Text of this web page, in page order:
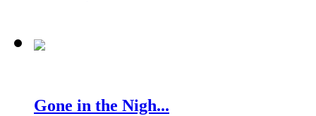
Gone in the Nigh...